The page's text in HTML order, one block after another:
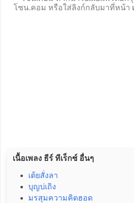
โซน.คอม หรือใส่ลิงก์กลับมาที่หน้า
เนื้อเพลง ธีร์ ทีเร็กซ์ อื่นๆ
เต้ยสั่งลา
บุญบ่เถิง
มรสุมความคิดฮอด